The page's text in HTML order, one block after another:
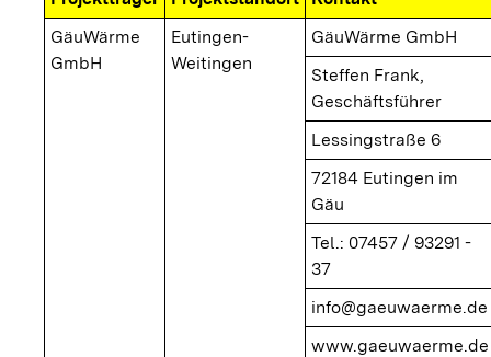
GäuWärme
GmbH
Eutingen-
Weitingen
GäuWärme GmbH
Steffen Frank,
Geschäftsführer
Lessingstraße 6
72184 Eutingen im
Gäu
Tel.: 07457 / 93291 -
37
info@gaeuwaerme.de
www.gaeuwaerme.de